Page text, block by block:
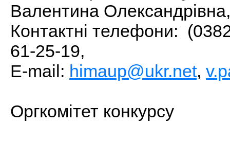
Валентина
Контактні телефони:
61-25-19,
Е-mail: himaup@ukr.net,
Оргкомітет конкурсу